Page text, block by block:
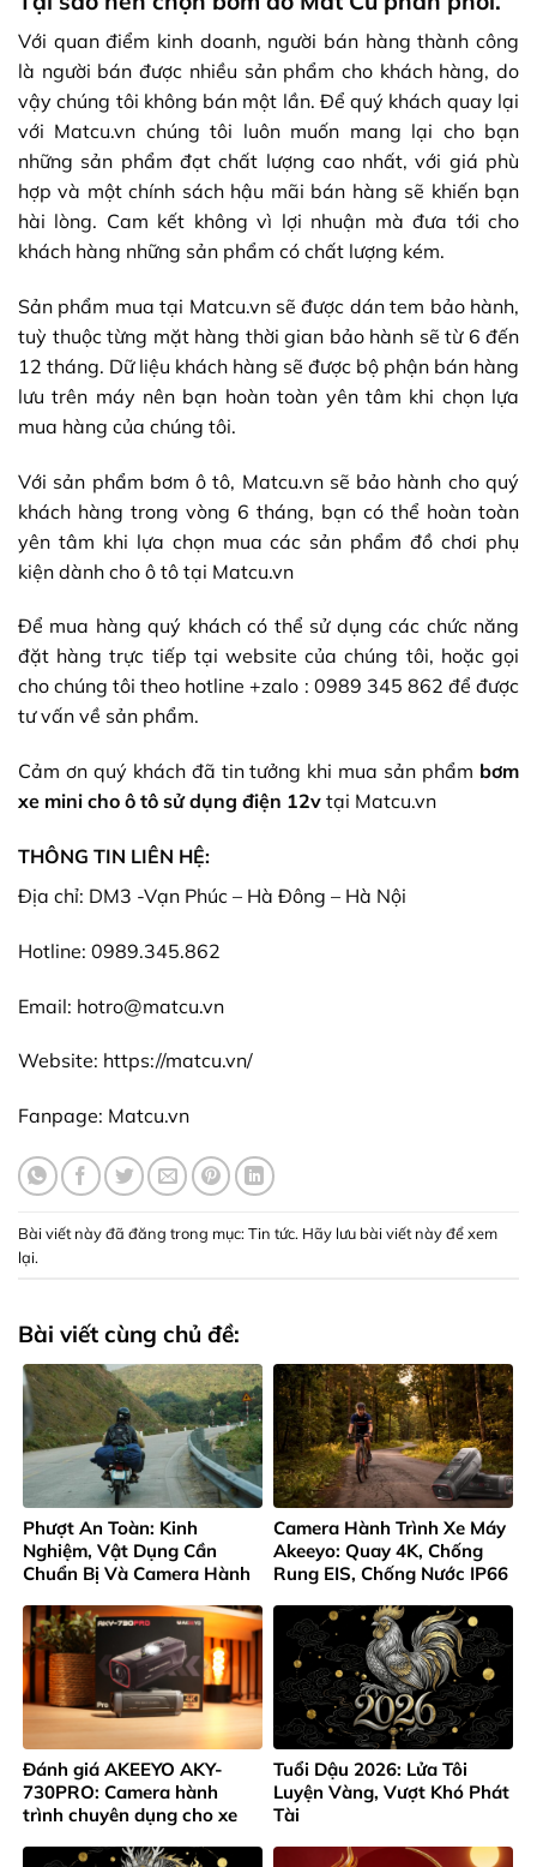
Với quan điểm kinh doanh, người bán hàng thành công
là người bán được nhiều sản phẩm cho khách hàng, do
vậy chúng tôi không bán một lần. Để quý khách quay lại
với Matcu.vn chúng tôi luôn muốn mang lại cho bạn
những sản phẩm đạt chất lượng cao nhất, với giá phù
hợp và một chính sách hậu mãi bán hàng sẽ khiến bạn
hài lòng. Cam kết không vì lợi nhuận mà đưa tới cho
khách hàng những sản phẩm có chất lượng kém.
Sản phẩm mua tại Matcu.vnsẽ được dán tem bảo hành,
tuỳ thuộc từng mặt hàng thời gian bảo hành sẽ từ 6 đến
12 tháng. Dữ liệu khách hàng sẽ được bộ phận bán hàng
lưu trên máy nên bạn hoàn toàn yên tâm khi chọn lựa
mua hàng của chúng tôi.
Với sản phẩm bơm ô tô, Matcu.vnsẽ bảo hành cho quý
khách hàng trong vòng 6 tháng, bạn có thể hoàn toàn
yên tâm khi lựa chọn mua các sản phẩm đồ chơi phụ
kiện dành cho ô tô tại Matcu.vn
Để mua hàng quý khách có thể sử dụng các chức năng
đặt hàng trực tiếp tại website của chúng tôi, hoặc gọi
cho chúng tôi theo hotline +zalo : 0989 345 862 để được
tư vấn về sản phẩm.
Cảm ơn quý khách đã tin tưởng khi mua sản phẩm bơm
xe mini cho ô tô sử dụng điện 12v tại Matcu.vn
THÔNG TIN LIÊN HỆ:
Địa chỉ: DM3 -Vạn Phúc – Hà Đông – Hà Nội
Hotline: 0989.345.862
Email: hotro@matcu.vn
Website: https://matcu.vn/
Fanpage: Matcu.vn
Bài viết này đã đăng trong mục:Tin tức. Hãy lưu bài viết này để xem
lại.
Bài viết cùng chủ đề:
Phượt An Toàn: Kinh
Nghiệm, Vật Dụng Cần
Chuẩn Bị Và Camera Hành
Camera Hành Trình Xe Máy
Akeeyo: Quay 4K, Chống
Rung EIS, Chống Nước IP66
Đánh giá AKEEYO AKY-
730PRO: Camera hành
trình chuyên dụng cho xe
Tuổi Dậu 2026: Lửa Tôi
Luyện Vàng, Vượt Khó Phát
Tài